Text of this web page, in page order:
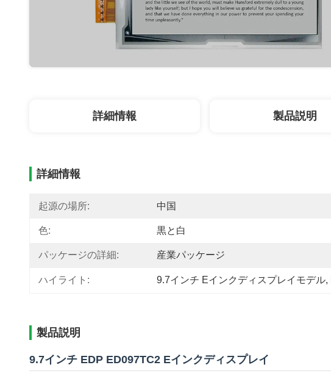
詳細情報 製品説明
詳細情報
起源の場所: 中国
色: 黒と白
パッケージの詳細: 産業パッケージ
ハイライト: 9.7インチ Eインクディスプレイモデル,
製品説明
9.7インチ EDP ED097TC2 Eインクディスプレイ